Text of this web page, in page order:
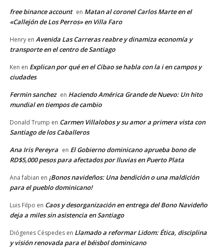
free binance account en Matan al coronel Carlos Marte en el
«Callejón de Los Perros» en Villa Faro
Henry en Avenida Las Carreras reabre y dinamiza economía y
transporte en el centro de Santiago
Ken en Explican por qué en el Cibao se habla con la i en campos y
ciudades
Fermin sanchez en Haciendo América Grande de Nuevo: Un hito
mundial en tiempos de cambio
Donald Trump en Carmen Villalobos y su amor a primera vista con
Santiago de los Caballeros
Ana Iris Pereyra en El Gobierno dominicano aprueba bono de
RD$5,000 pesos para afectados por lluvias en Puerto Plata
Ana fabian en ¡Bonos navideños: Una bendición o una maldición
para el pueblo dominicano!
Luis Filpo en Caos y desorganización en entrega del Bono Navideño
deja a miles sin asistencia en Santiago
Diógenes Céspedes en Llamado a reformar Lidom: Ética, disciplina
y visión renovada para el béisbol dominicano